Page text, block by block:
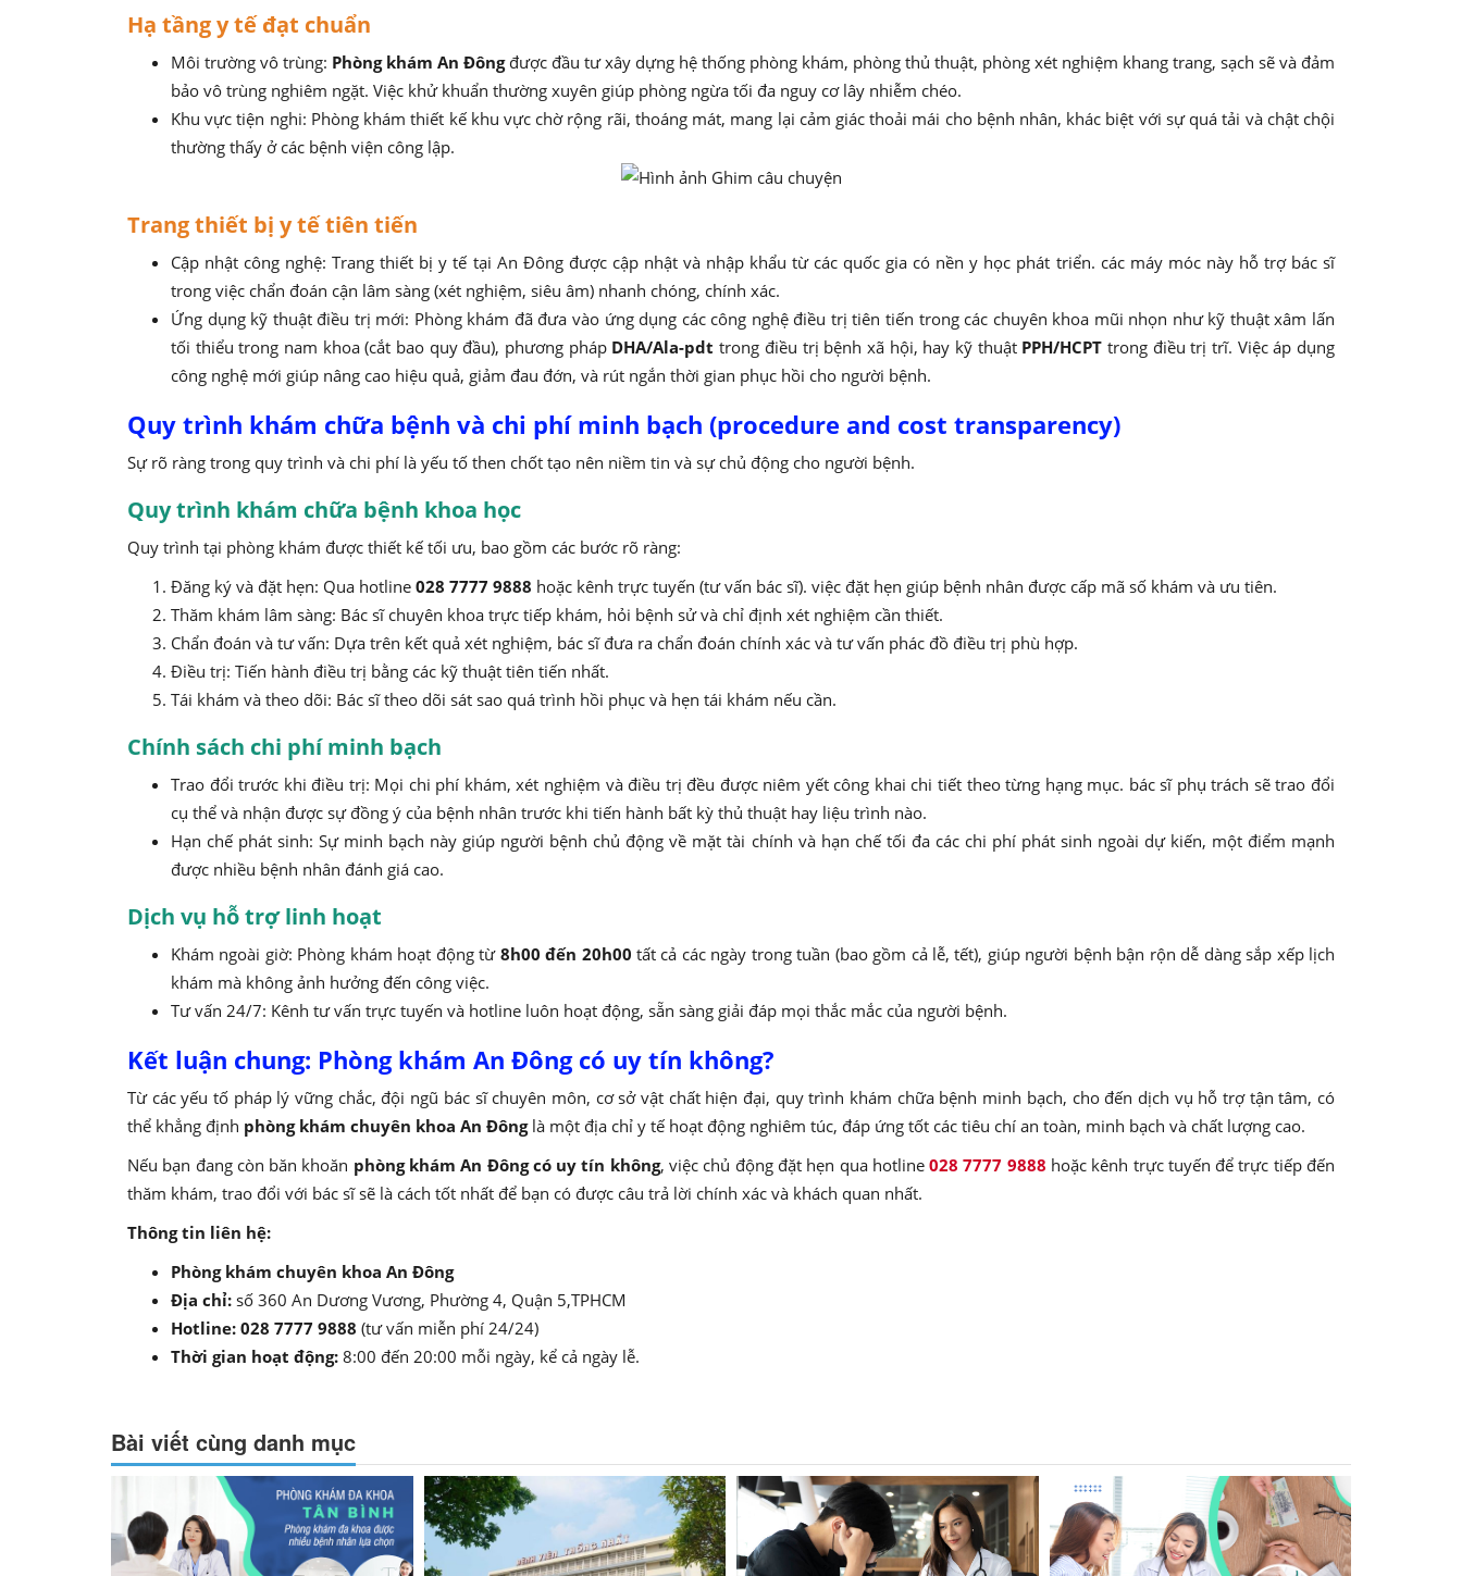
Hạ tầng y tế đạt chuẩn
Môi trường vô trùng: Phòng khám An Đôngđược đầu tư xây dựng hệ thống phòng khám, phòng thủ thuật, phòng xét nghiệm khang trang, sạch sẽ và đảm
bảo vô trùng nghiêm ngặt. Việc khử khuẩn thường xuyên giúp phòng ngừa tối đa nguy cơ lây nhiễm chéo.
Khu vực tiện nghi: Phòng khám thiết kế khu vực chờ rộng rãi, thoáng mát, mang lại cảm giác thoải mái cho bệnh nhân, khác biệt với sự quá tải và chật chội
thường thấy ở các bệnh viện công lập.
Trang thiết bị y tế tiên tiến
Cập nhật công nghệ: Trang thiết bị y tế tại An Đông được cập nhật và nhập khẩu từ các quốc gia có nền y học phát triển. các máy móc này hỗ trợ bác sĩ
trong việc chẩn đoán cận lâm sàng (xét nghiệm, siêu âm) nhanh chóng, chính xác.
Ứng dụng kỹ thuật điều trị mới: Phòng khám đã đưa vào ứng dụng các công nghệ điều trị tiên tiến trong các chuyên khoa mũi nhọn như kỹ thuật xâm lấn
tối thiểu trong nam khoa (cắt bao quy đầu), phương pháp DHA/Ala-pdt trong điều trị bệnh xã hội, hay kỹ thuật PPH/HCPT trong điều trị trĩ. Việc áp dụng
công nghệ mới giúp nâng cao hiệu quả, giảm đau đớn, và rút ngắn thời gian phục hồi cho người bệnh.
Quy trình khám chữa bệnh và chi phí minh bạch (procedure and cost transparency)
Sự rõ ràng trong quy trình và chi phí là yếu tố then chốt tạo nên niềm tin và sự chủ động cho người bệnh.
Quy trình khám chữa bệnh khoa học
Quy trình tại phòng khám được thiết kế tối ưu, bao gồm các bước rõ ràng:
Đăng ký và đặt hẹn: Qua hotline 028 7777 9888 hoặc kênh trực tuyến (tư vấn bác sĩ). việc đặt hẹn giúp bệnh nhân được cấp mã số khám và ưu tiên.
Thăm khám lâm sàng: Bác sĩ chuyên khoa trực tiếp khám, hỏi bệnh sử và chỉ định xét nghiệm cần thiết.
Chẩn đoán và tư vấn: Dựa trên kết quả xét nghiệm, bác sĩ đưa ra chẩn đoán chính xác và tư vấn phác đồ điều trị phù hợp.
Điều trị: Tiến hành điều trị bằng các kỹ thuật tiên tiến nhất.
Tái khám và theo dõi: Bác sĩ theo dõi sát sao quá trình hồi phục và hẹn tái khám nếu cần.
Chính sách chi phí minh bạch
Trao đổi trước khi điều trị: Mọi chi phí khám, xét nghiệm và điều trị đều được niêm yết công khai chi tiết theo từng hạng mục. bác sĩ phụ trách sẽ trao đổi
cụ thể và nhận được sự đồng ý của bệnh nhân trước khi tiến hành bất kỳ thủ thuật hay liệu trình nào.
Hạn chế phát sinh: Sự minh bạch này giúp người bệnh chủ động về mặt tài chính và hạn chế tối đa các chi phí phát sinh ngoài dự kiến, một điểm mạnh
được nhiều bệnh nhân đánh giá cao.
Dịch vụ hỗ trợ linh hoạt
Khám ngoài giờ: Phòng khám hoạt động từ 8h00 đến 20h00 tất cả các ngày trong tuần (bao gồm cả lễ, tết), giúp người bệnh bận rộn dễ dàng sắp xếp lịch
khám mà không ảnh hưởng đến công việc.
Tư vấn 24/7: Kênh tư vấn trực tuyến và hotline luôn hoạt động, sẵn sàng giải đáp mọi thắc mắc của người bệnh.
Kết luận chung: Phòng khám An Đông có uy tín không?
Từ các yếu tố pháp lý vững chắc, đội ngũ bác sĩ chuyên môn, cơ sở vật chất hiện đại, quy trình khám chữa bệnh minh bạch, cho đến dịch vụ hỗ trợ tận tâm, có
thể khẳng định phòng khám chuyên khoa An Đônglà một địa chỉ y tế hoạt động nghiêm túc, đáp ứng tốt các tiêu chí an toàn, minh bạch và chất lượng cao.
Nếu bạn đang còn băn khoăn phòng khám An Đông có uy tín không, việc chủ động đặt hẹn qua hotline028 7777 9888 hoặc kênh trực tuyến để trực tiếp đến
thăm khám, trao đổi với bác sĩ sẽ là cách tốt nhất để bạn có được câu trả lời chính xác và khách quan nhất.
Thông tin liên hệ:
Phòng khám chuyên khoa An Đông
Địa chỉ: số 360 An Dương Vương, Phường 4, Quận 5,TPHCM
Hotline: 028 7777 9888 (tư vấn miễn phí 24/24)
Thời gian hoạt động: 8:00 đến 20:00 mỗi ngày, kể cả ngày lễ.
Bài viết cùng danh mục